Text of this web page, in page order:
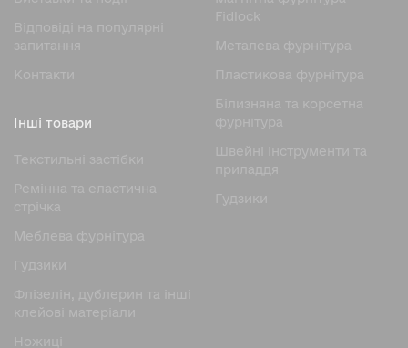
Відповіді на популярні
запитання
Контакти
Fidlock
Металева фурнітура
Пластикова фурнітура
Білизняна та корсетна
фурнітура
Швейні інструменти та
приладдя
Гудзики
Інші товари
Текстильні застібки
Ремінна та еластична
стрічка
Меблева фурнітура
Гудзики
Флізелін, дублерин та інші
клейові матеріали
Ножицi